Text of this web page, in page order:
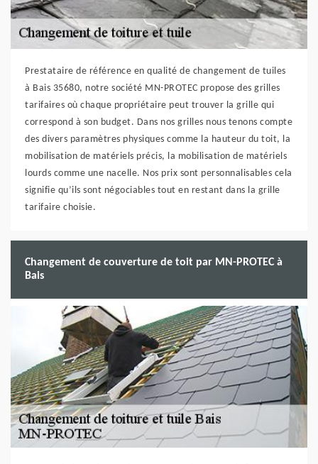
Prestataire de référence en qualité de changement de tuiles
à Bais 35680, notre société MN-PROTEC propose des grilles
tarifaires où chaque propriétaire peut trouver la grille qui
correspond à son budget. Dans nos grilles nous tenons compte
des divers paramètres physiques comme la hauteur du toit, la
mobilisation de matériels précis, la mobilisation de matériels
lourds comme une nacelle. Nos prix sont personnalisables cela
signifie qu’ils sont négociables tout en restant dans la grille
tarifaire choisie.
Changement de couverture de toit par MN-PROTEC à
Bais